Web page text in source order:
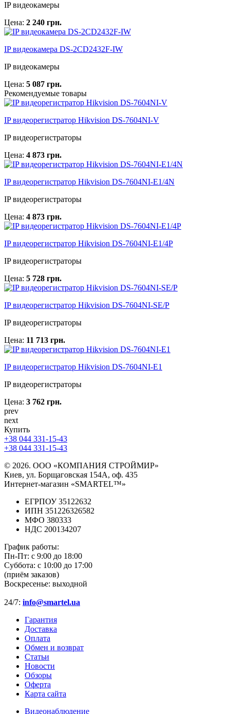
IP видеокамеры
Цена: 2 240 грн.
IP видеокамера DS-2CD2432F-IW
IP видеокамеры
Цена: 5 087 грн.
Рекомендуемые товары
IP видеорегистратор Hikvision DS-7604NI-V
IP видеорегистраторы
Цена: 4 873 грн.
IP видеорегистратор Hikvision DS-7604NI-E1/4N
IP видеорегистраторы
Цена: 4 873 грн.
IP видеорегистратор Hikvision DS-7604NI-E1/4P
IP видеорегистраторы
Цена: 5 728 грн.
IP видеорегистратор Hikvision DS-7604NI-SE/P
IP видеорегистраторы
Цена: 11 713 грн.
IP видеорегистратор Hikvision DS-7604NI-E1
IP видеорегистраторы
Цена: 3 762 грн.
prev
next
Купить
+38 044 331-15-43
+38 044 331-15-43
© 2026. ООО «КОМПАНИЯ СТРОЙМИР»
Киев, ул. Борщаговская 154А, оф. 435
Интернет-магазин «SMARTEL™»
ЕГРПОУ 35122632
ИПН 351226326582
МФО 380333
НДС 200134207
График работы:
Пн-Пт: с 9:00 до 18:00
Суббота: с 10:00 до 17:00
(приём заказов)
Воскресенье: выходной
24/7: info@smartel.ua
Гарантия
Доставка
Оплата
Обмен и возврат
Статьи
Новости
Обзоры
Оферта
Карта сайта
Видеонаблюдение